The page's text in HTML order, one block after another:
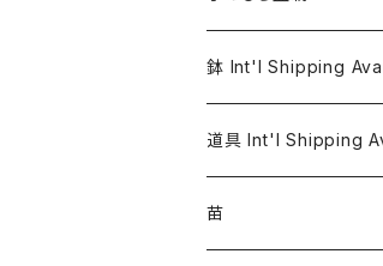
鉢 Int'l Shipping
道具 Int'l Shipping
苗